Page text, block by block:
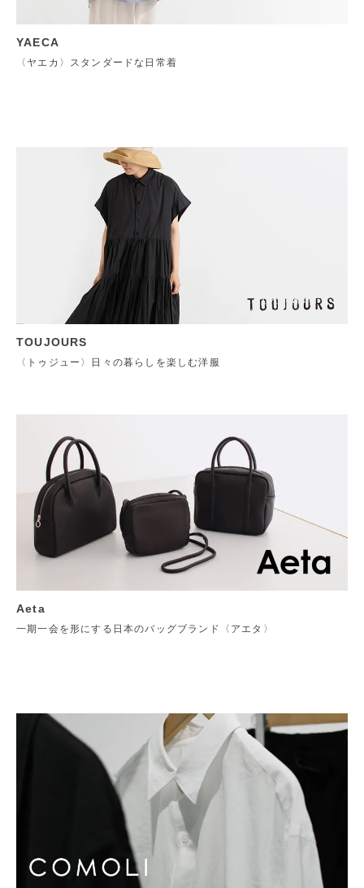
YAECA
〈ヤエカ〉スタンダードな日常着
TOUJOURS
〈トゥジュー〉日々の暮らしを楽しむ洋服
Aeta
一期一会を形にする日本のバッグブランド〈アエタ〉